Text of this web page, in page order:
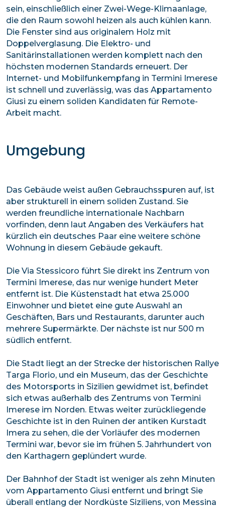
sein, einschließlich einer Zwei-Wege-Klimaanlage,
die den Raum sowohl heizen als auch kühlen kann.
Die Fenster sind aus originalem Holz mit
Doppelverglasung. Die Elektro- und
Sanitärinstallationen werden komplett nach den
höchsten modernen Standards erneuert. Der
Internet- und Mobilfunkempfang in Termini Imerese
ist schnell und zuverlässig, was das Appartamento
Giusi zu einem soliden Kandidaten für Remote-
Arbeit macht.
Umgebung
Das Gebäude weist außen Gebrauchsspuren auf, ist
aber strukturell in einem soliden Zustand. Sie
werden freundliche internationale Nachbarn
vorfinden, denn laut Angaben des Verkäufers hat
kürzlich ein deutsches Paar eine weitere schöne
Wohnung in diesem Gebäude gekauft.
Die Via Stessicoro führt Sie direkt ins Zentrum von
Termini Imerese, das nur wenige hundert Meter
entfernt ist. Die Küstenstadt hat etwa 25.000
Einwohner und bietet eine gute Auswahl an
Geschäften, Bars und Restaurants, darunter auch
mehrere Supermärkte. Der nächste ist nur 500 m
südlich entfernt.
Die Stadt liegt an der Strecke der historischen Rallye
Targa Florio, und ein Museum, das der Geschichte
des Motorsports in Sizilien gewidmet ist, befindet
sich etwas außerhalb des Zentrums von Termini
Imerese im Norden. Etwas weiter zurückliegende
Geschichte ist in den Ruinen der antiken Kurstadt
Imera zu sehen, die der Vorläufer des modernen
Termini war, bevor sie im frühen 5. Jahrhundert von
den Karthagern geplündert wurde.
Der Bahnhof der Stadt ist weniger als zehn Minuten
vom Appartamento Giusi entfernt und bringt Sie
überall entlang der Nordküste Siziliens, von Messina